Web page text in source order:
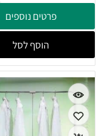
פרטים נוספים
הוסף לסל